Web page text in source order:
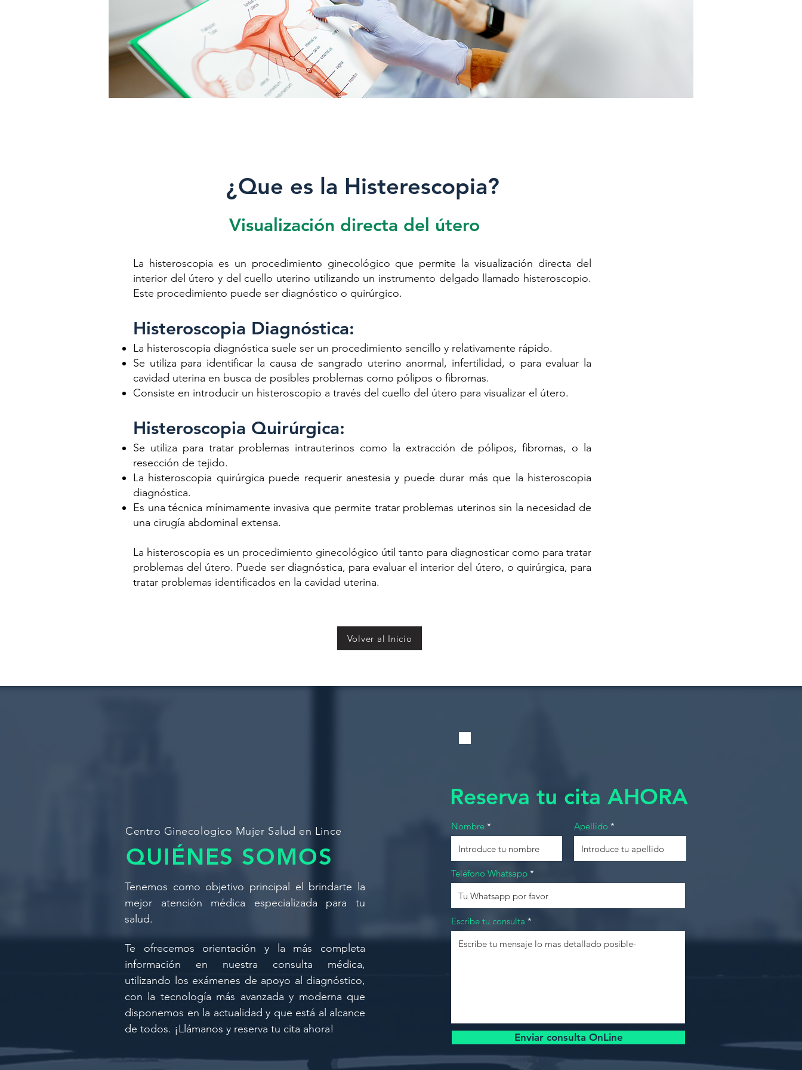
¿Que es la Histerescopia?
Visualización directa del útero
La histeroscopia es un procedimiento ginecológico que permite la visualización directa del
interior del útero y del cuello uterino utilizando un instrumento delgado llamado histeroscopio.
Este procedimiento puede ser diagnóstico o quirúrgico.
Histeroscopia Diagnóstica:
La histeroscopia diagnóstica suele ser un procedimiento sencillo y relativamente rápido.
Se utiliza para identificar la causa de sangrado uterino anormal, infertilidad, o para evaluar la
cavidad uterina en busca de posibles problemas como pólipos o fibromas.
Consiste en introducir un histeroscopio a través del cuello del útero para visualizar el útero.
Histeroscopia Quirúrgica:
Se utiliza para tratar problemas intrauterinos como la extracción de pólipos, fibromas, o la
resección de tejido.
La histeroscopia quirúrgica puede requerir anestesia y puede durar más que la histeroscopia
diagnóstica.
Es una técnica mínimamente invasiva que permite tratar problemas uterinos sin la necesidad de
una cirugía abdominal extensa.
La histeroscopia es un procedimiento ginecológico útil tanto para diagnosticar como para tratar
problemas del útero. Puede ser diagnóstica, para evaluar el interior del útero, o quirúrgica, para
tratar problemas identificados en la cavidad uterina.
Volver al Inicio
Centro Ginecologico Mujer Salud en Lince
QUIÉNES SOMOS
Tenemos como objetivo principal el brindarte la
mejor atención médica especializada para tu
salud.
Te ofrecemos orientación y la más completa
información en nuestra consulta médica,
utilizando los exámenes de apoyo al diagnóstico,
con la tecnología más avanzada y moderna que
disponemos en la actualidad y que está al alcance
de todos. ¡Llámanos y reserva tu cita ahora!
Reserva tu cita AHORA
Nombre Apellido
Teléfono Whatsapp
Escribe tu consulta
Enviar consulta OnLine